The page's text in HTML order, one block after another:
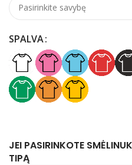
SPALVA
JEI PASIRINKOTE
TIPĄ